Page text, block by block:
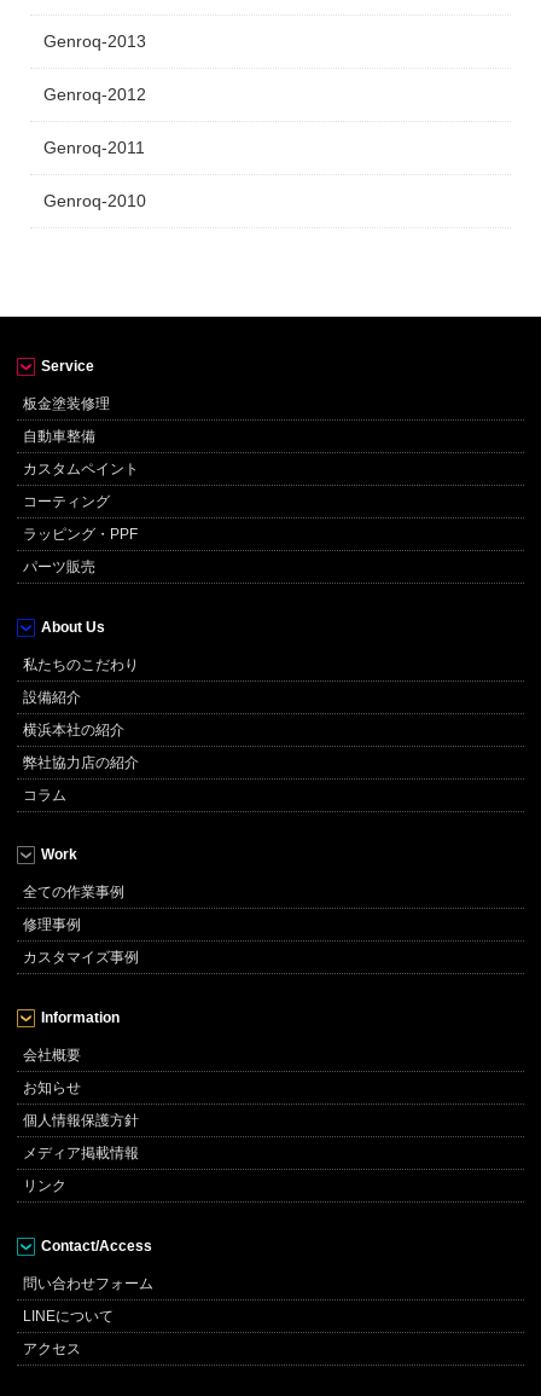
Genroq-2013
Genroq-2012
Genroq-2011
Genroq-2010
Service
板金塗装修理
自動車整備
カスタムペイント
コーティング
ラッピング・PPF
パーツ販売
About Us
私たちのこだわり
設備紹介
横浜本社の紹介
弊社協力店の紹介
コラム
Work
全ての作業事例
修理事例
カスタマイズ事例
Information
会社概要
お知らせ
個人情報保護方針
メディア掲載情報
リンク
Contact/Access
問い合わせフォーム
LINEについて
アクセス